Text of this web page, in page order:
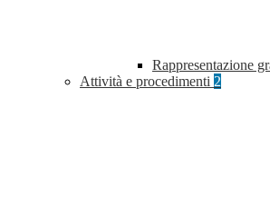
Rappresentazione
Attività e procedimenti 2